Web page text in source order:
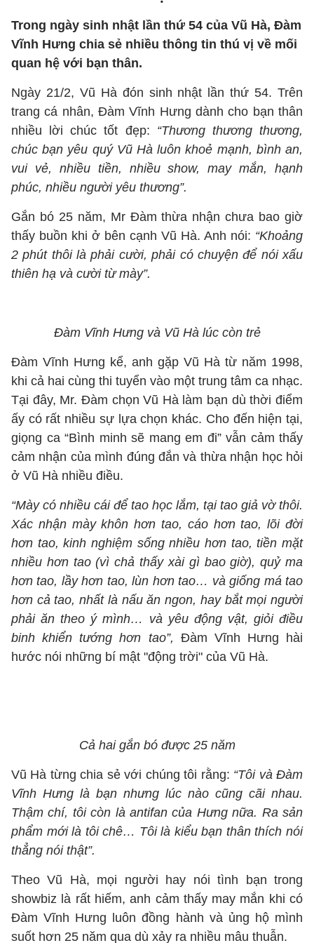
Trong ngày sinh nhật lần thứ 54 của Vũ Hà, Đàm
Vĩnh Hưng chia sẻ nhiều thông tin thú vị về mối
quan hệ với bạn thân.
Ngày 21/2, Vũ Hà đón sinh nhật lần thứ 54. Trên
trang cá nhân, Đàm Vĩnh Hưng dành cho bạn thân
nhiều lời chúc tốt đẹp: “Thương thương thương,
chúc bạn yêu quý Vũ Hà luôn khoẻ mạnh, bình an,
vui vẻ, nhiều tiền, nhiều show, may mắn, hạnh
phúc, nhiều người yêu thương”.
Gắn bó 25 năm, Mr Đàm thừa nhận chưa bao giờ
thấy buồn khi ở bên cạnh Vũ Hà. Anh nói: “Khoảng
2 phút thôi là phải cười, phải có chuyện để nói xấu
thiên hạ và cười từ mày”.
Đàm Vĩnh Hưng và Vũ Hà lúc còn trẻ
Đàm Vĩnh Hưng kể, anh gặp Vũ Hà từ năm 1998,
khi cả hai cùng thi tuyển vào một trung tâm ca nhạc.
Tại đây, Mr. Đàm chọn Vũ Hà làm bạn dù thời điểm
ấy có rất nhiều sự lựa chọn khác. Cho đến hiện tại,
giọng ca “Bình minh sẽ mang em đi” vẫn cảm thấy
cảm nhận của mình đúng đắn và thừa nhận học hỏi
ở Vũ Hà nhiều điều.
“Mày có nhiều cái để tao học lắm, tại tao giả vờ thôi.
Xác nhận mày khôn hơn tao, cáo hơn tao, lõi đời
hơn tao, kinh nghiệm sống nhiều hơn tao, tiền mặt
nhiều hơn tao (vì chả thấy xài gì bao giờ), quỷ ma
hơn tao, lầy hơn tao, lùn hơn tao… và giống má tao
hơn cả tao, nhất là nấu ăn ngon, hay bắt mọi người
phải ăn theo ý mình… và yêu động vật, giỏi điều
binh khiển tướng hơn tao”, Đàm Vĩnh Hưng hài
hước nói những bí mật "động trời" của Vũ Hà.
Cả hai gắn bó được 25 năm
Vũ Hà từng chia sẻ với chúng tôi rằng: “Tôi và Đàm
Vĩnh Hưng là bạn nhưng lúc nào cũng cãi nhau.
Thậm chí, tôi còn là antifan của Hưng nữa. Ra sản
phẩm mới là tôi chê… Tôi là kiểu bạn thân thích nói
thẳng nói thật”.
Theo Vũ Hà, mọi người hay nói tình bạn trong
showbiz là rất hiếm, anh cảm thấy may mắn khi có
Đàm Vĩnh Hưng luôn đồng hành và ủng hộ mình
suốt hơn 25 năm qua dù xảy ra nhiều mâu thuẫn.